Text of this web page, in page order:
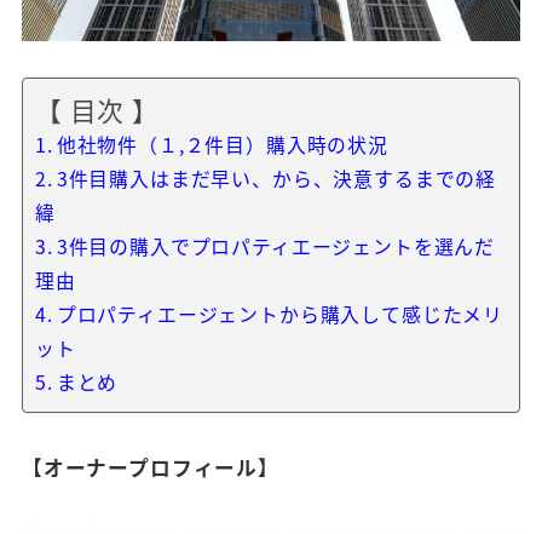
【 目次 】
他社物件（１,２件目）購入時の状況
3件目購入はまだ早い、から、決意するまでの経
緯
3件目の購入でプロパティエージェントを選んだ
理由
プロパティエージェントから購入して感じたメリ
ット
まとめ
【オーナープロフィール】